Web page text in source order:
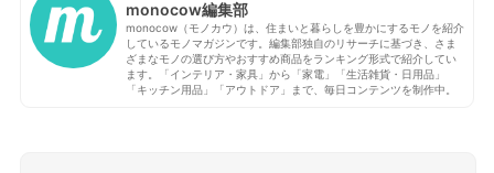
monocow編集部
monocow（モノカウ）は、住まいと暮らしを豊かにするモノを紹介
しているモノマガジンです。編集部独自のリサーチに基づき、さま
ざまなモノの選び方やおすすめ商品をランキング形式で紹介してい
ます。「インテリア・家具」から「家電」「生活雑貨・日用品」
「キッチン用品」「アウトドア」まで、毎日コンテンツを制作中。